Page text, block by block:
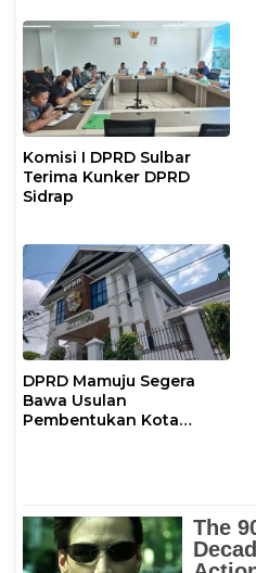
Komisi I DPRD Sulbar
Terima Kunker DPRD
Sidrap
DPRD Mamuju Segera
Bawa Usulan
Pembentukan Kota